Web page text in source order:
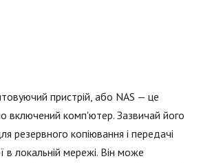
пристрій, або NAS — це
включений комп'ютер. Зазвичай його
резервного копіювання і передачі
в локальній мережі. Він може